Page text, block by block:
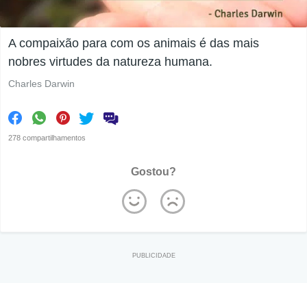
A compaixão para com os animais é das mais
nobres virtudes da natureza humana.
Charles Darwin
278 compartilhamentos
Gostou?